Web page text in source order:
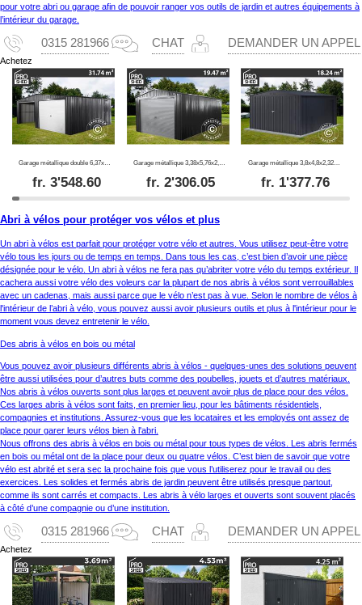
pour votre abri ou garage afin de pouvoir ranger vos outils de jardin et autres équipements à
l’intérieur du garage.
0315 281966 CHAT DEMANDER UN APPEL
Achetez
Garage métallique double 6,37x5,13x2,41m, 31,74m², ProShed®, Anthracite
fr. 3'548.60
Garage métallique 3,38x5,76x2,43m, 19,47m², ProShed®, Anthracite
fr.2'306.05
Garage métallique 3,8x4,8x2,32m, 18,24m², ProShed®, Anthracite
fr. 1'377.76
Abri à vélos pour protéger vos vélos et plus
Un abri à vélos est parfait pour protéger votre vélo et autres. Vous utilisez peut-être votre
vélo tous les jours ou de temps en temps. Dans tous les cas, c’est bien d’avoir une pièce
désignée pour le vélo. Un abri à vélos ne fera pas qu’abriter votre vélo du temps extérieur. Il
cachera aussi votre vélo des voleurs car la plupart de nos abris à vélos sont verrouillables
avec un cadenas, mais aussi parce que le vélo n’est pas à vue. Selon le nombre de vélos à
l'intérieur de l’abri à vélo, vous pouvez aussi avoir plusieurs outils et plus à l'intérieur pour le
moment vous devez entretenir le vélo.
Des abris à vélos en bois ou métal
Vous pouvez avoir plusieurs différents abris à vélos - quelques-unes des solutions peuvent
être aussi utilisées pour d’autres buts comme des poubelles, jouets et d’autres matériaux.
Nos abris à vélos ouverts sont plus larges et peuvent avoir plus de place pour des vélos.
Ces larges abris à vélos sont faits, en premier lieu, pour les bâtiments résidentiels,
compagnies et institutions. Assurez-vous que les locataires et les employés ont assez de
place pour garer leurs vélos bien à l'abri.
Nous offrons des abris à vélos en bois ou métal pour tous types de vélos. Les abris fermés
en bois ou métal ont de la place pour deux ou quatre vélos. C’est bien de savoir que votre
vélo est abrité et sera sec la prochaine fois que vous l’utiliserez pour le travail ou des
exercices. Les solides et fermés abris de jardin peuvent être utilisés presque partout,
comme ils sont carrés et compacts. Les abris à vélo larges et ouverts sont souvent placés
à côté d’une compagnie ou d’une institution.
0315 281966 CHAT DEMANDER UN APPEL
Achetez